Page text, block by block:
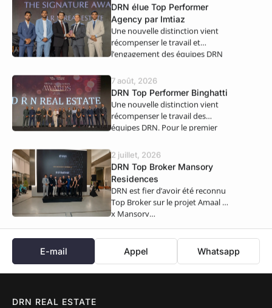
DRN élue Top Performer
Agency par Imtiaz
Une nouvelle distinction vient
récompenser le travail et
l’engagement des équipes DRN
7 août, 2026
DRN Top Performer Binghatti
Une nouvelle distinction vient
récompenser le travail des
équipes DRN. Pour le premier
2 juillet, 2026
DRN Top Broker Mansory
Residences
DRN est fier d’avoir été reconnu
Top Broker sur le projet Amaal 8
x Mansory…
E-mail Appel Whatsapp
DRN REAL ESTATE